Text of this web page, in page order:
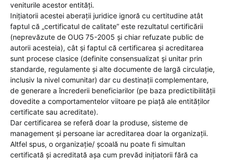
veniturile acestor entități.
Inițiatorii acestei aberații juridice ignoră cu certitudine atât
faptul că „certificatul de calitate” este rezultatul certificării
(neprevăzute de OUG 75-2005 și chiar refuzate public de
autorii acesteia), cât și faptul că certificarea și acreditarea
sunt procese clasice (definite consensualizat și unitar prin
standarde, regulamente și alte documente de largă circulație,
inclusiv la nivel comunitar) dar cu destinații complementare,
de generare a încrederii beneficiarilor (pe baza predictibilității
dovedite a comportamentelor viitoare pe piață ale entităților
certificate sau acreditate).
Dar certificarea se referă doar la produse, sisteme de
management și persoane iar acreditarea doar la organizații.
Altfel spus, o organizație/ școală nu poate fi simultan
certificată și acreditată așa cum prevăd inițiatorii fără ca